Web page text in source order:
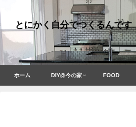
とにかく自分でつくるんです
ホーム DIY@今の家 FOOD